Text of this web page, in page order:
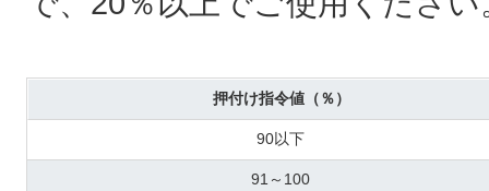
押付け指令値（％）
90以下
91～100